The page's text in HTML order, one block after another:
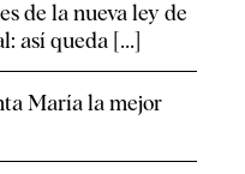
de la nueva ley de
así queda [...]
María la mejor